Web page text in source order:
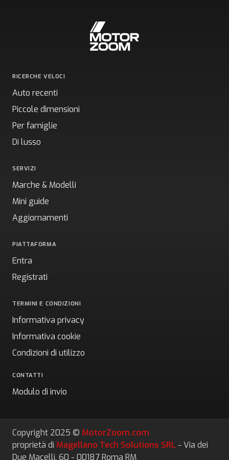
RICERCHE VELOCI
Auto recenti
Piccole dimensioni
Per famiglie
Di lusso
SERVIZI
Marche & Modelli
Mini guide
Aggiornamenti
PIATTAFORMA
Entra
Registrati
TERMINI E CONDIZIONI
Informativa privacy
Informativa cookie
Condizioni di utilizzo
CONTATTI
Modulo di invio
Copyright 2025 © MotorZoom.com
proprietà di Magellano Tech Solutions SRL - Via dei
Due Macelli, 60 - 00187 Roma RM